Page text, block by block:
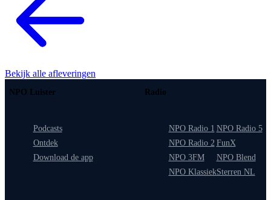
Bekijk alle afleveringen
NPO Luister
Podcasts
Ontdek
Download de app
Radio
NPO Radio 1
NPO Radio 2
NPO 3FM
NPO Klassiek
NPO Radio 5
FunX
NPO Blend
Sterren NL